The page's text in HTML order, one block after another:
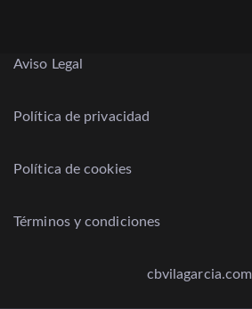
Aviso Legal
Política de privacidad
Política de cookies
Términos y condiciones
cbvilagarcia.com